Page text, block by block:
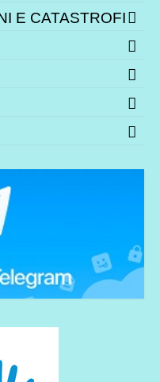
E CATASTROFI